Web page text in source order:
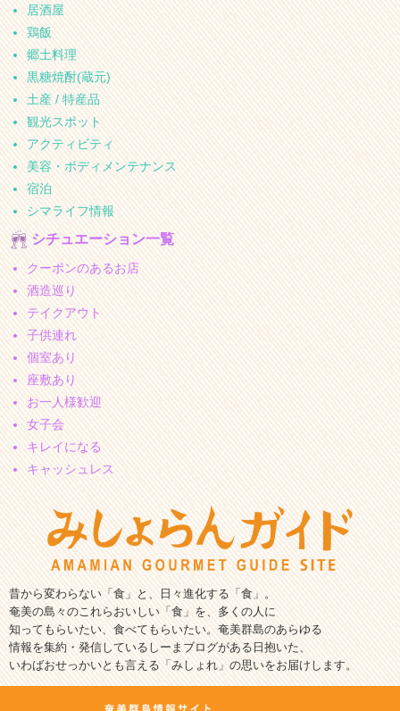
居酒屋
鶏飯
郷土料理
黒糖焼酎(蔵元)
土産 / 特産品
観光スポット
アクティビティ
美容・ボディメンテナンス
宿泊
シマライフ情報
シチュエーション一覧
クーポンのあるお店
酒造巡り
テイクアウト
子供連れ
個室あり
座敷あり
お一人様歓迎
女子会
キレイになる
キャッシュレス
昔から変わらない「食」と、日々進化する「食」。
奄美の島々のこれらおいしい「食」を、多くの人に
知ってもらいたい、食べてもらいたい。奄美群島のあらゆる
情報を集約・発信しているしーまブログがある日抱いた、
いわばおせっかいとも言える「みしょれ」の思いをお届けします。